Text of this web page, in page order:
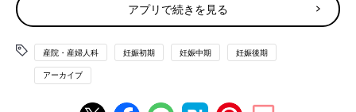
アプリで続きを見る
産院・産婦人科 妊娠初期 妊娠中期 妊娠後期
アーカイブ